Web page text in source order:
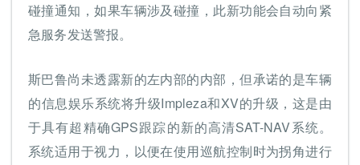
碰撞通知，如果车辆涉及碰撞，此新功能会自动向紧
急服务发送警报。
斯巴鲁尚未透露新的左内部的内部，但承诺的是车辆
的信息娱乐系统将升级Impleza和XV的升级，这是由
于具有超精确GPS跟踪的新的高清SAT-NAV系统。
系统适用于视力，以便在使用巡航控制时为拐角进行